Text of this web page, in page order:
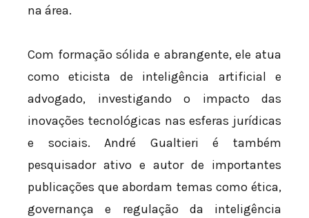
na área.
Com formação sólida e abrangente, ele atua
como eticista de inteligência artificial e
advogado, investigando o impacto das
inovações tecnológicas nas esferas jurídicas
e sociais. André Gualtieri é também
pesquisador ativo e autor de importantes
publicações que abordam temas como ética,
governança e regulação da inteligência